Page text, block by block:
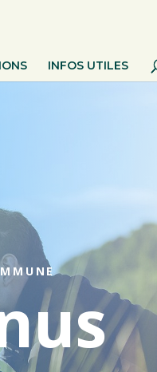
INFOS UTILES